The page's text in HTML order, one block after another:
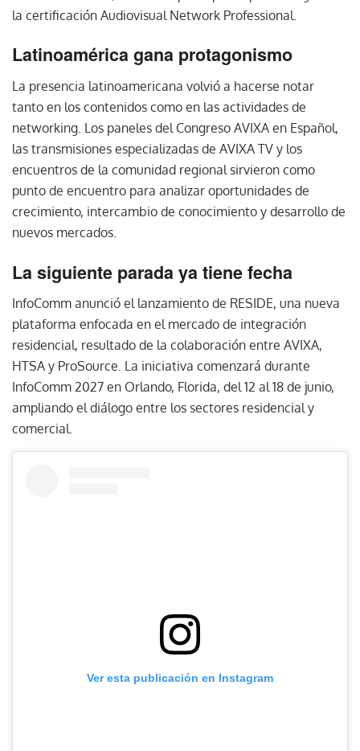
la certificación Audiovisual Network Professional.
Latinoamérica gana protagonismo
La presencia latinoamericana volvió a hacerse notar
tanto en los contenidos como en las actividades de
networking. Los paneles del Congreso AVIXA en Español,
las transmisiones especializadas de AVIXA TV y los
encuentros de la comunidad regional sirvieron como
punto de encuentro para analizar oportunidades de
crecimiento, intercambio de conocimiento y desarrollo de
nuevos mercados.
La siguiente parada ya tiene fecha
InfoComm anunció el lanzamiento de RESIDE, una nueva
plataforma enfocada en el mercado de integración
residencial, resultado de la colaboración entre AVIXA,
HTSA y ProSource. La iniciativa comenzará durante
InfoComm 2027 en Orlando, Florida, del 12 al 18 de junio,
ampliando el diálogo entre los sectores residencial y
comercial.
Ver esta publicación en Instagram